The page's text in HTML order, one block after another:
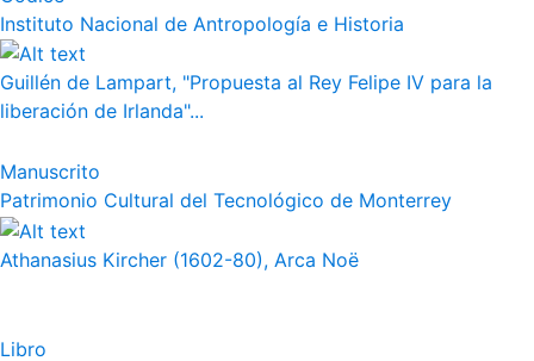
Instituto Nacional de Antropología e Historia
Guillén de Lampart, "Propuesta al Rey Felipe IV para la
liberación de Irlanda"...
Manuscrito
Patrimonio Cultural del Tecnológico de Monterrey
Athanasius Kircher (1602-80), Arca Noë
Libro